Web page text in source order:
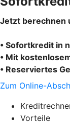
Jetzt berechnen
• Sofortkredit in
• Mit
• Reserviertes
Zum Online-
Vorteile